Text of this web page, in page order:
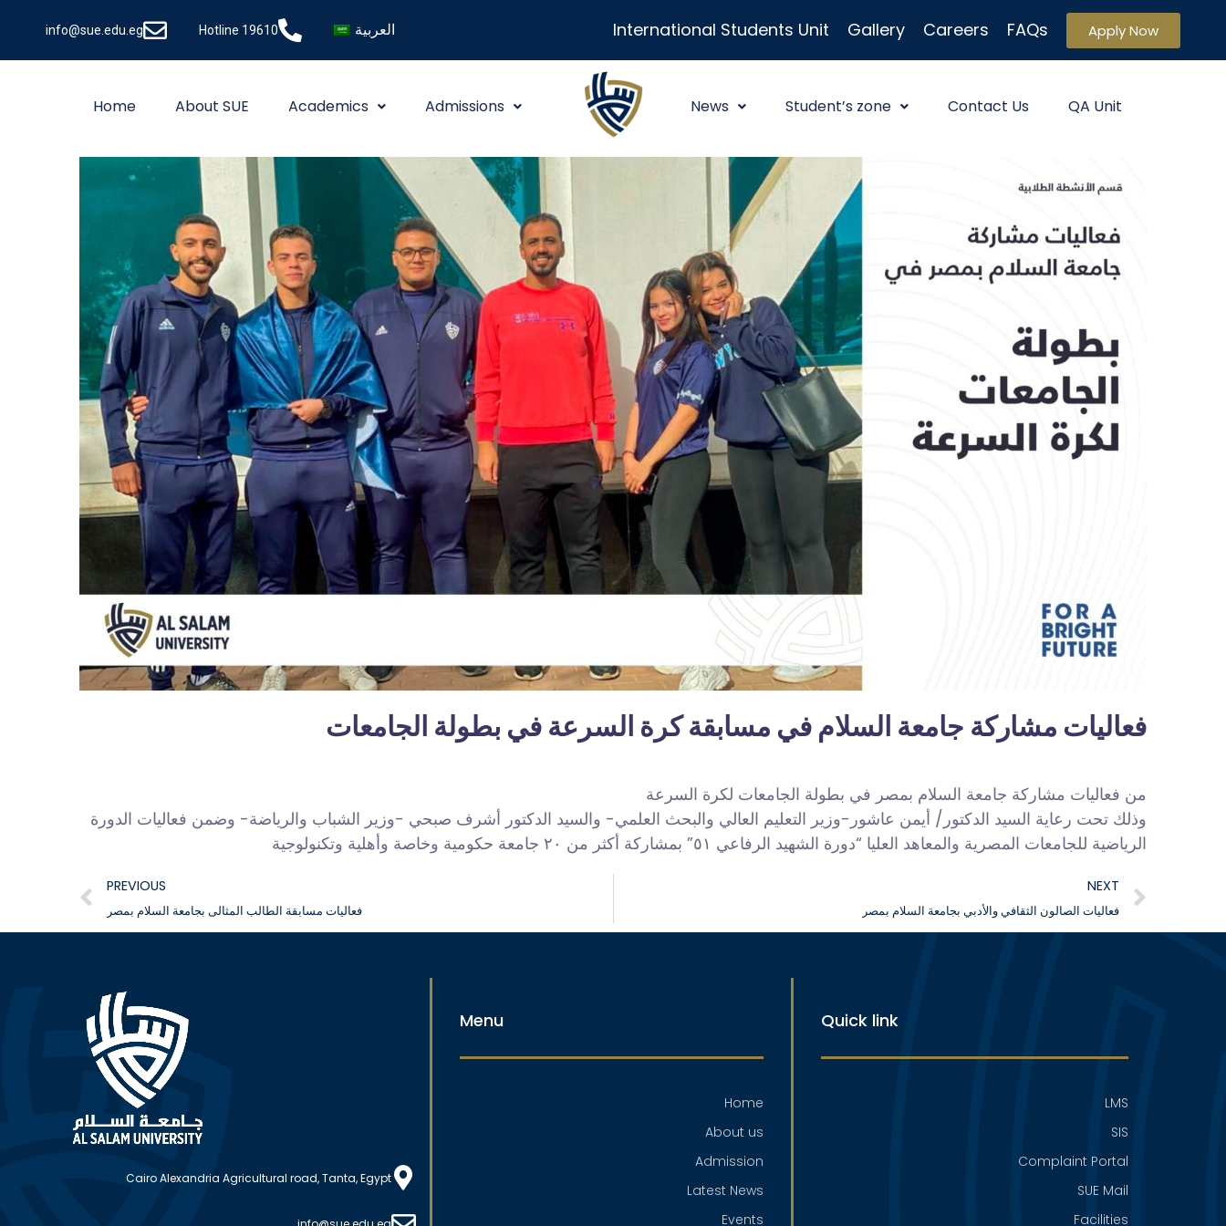
info@sue.edu.eg Hotline 19610 العربية International Students Unit Gallery Careers FAQs Apply Now
Home About SUE Academics Admissions News Student’s zone Contact Us QA Unit
فعاليات مشاركة جامعة السلام في مسابقة كرة السرعة في بطولة الجامعات
من فعاليات مشاركة جامعة السلام بمصر في بطولة الجامعات لكرة السرعة
وذلك تحت رعاية السيد الدكتور/ أيمن عاشور-وزير التعليم العالي والبحث العلمي- والسيد الدكتور أشرف صبحي -وزير الشباب والرياضة- وضمن فعاليات الدورة
الرياضية للجامعات المصرية والمعاهد العليا “دورة الشهيد الرفاعي ٥١” بمشاركة أكثر من ٢٠ جامعة حكومية وخاصة وأهلية وتكنولوجية
PREVIOUS
فعاليات مسابقة الطالب المثالى بجامعة السلام بمصر
NEXT
فعاليات الصالون الثقافي والأدبي بجامعة السلام بمصر
Cairo Alexandria Agricultural road, Tanta, Egypt
Menu
Home
About us
Admission
Latest News
Events
Quick link
LMS
SIS
Complaint Portal
SUE Mail
Facilities